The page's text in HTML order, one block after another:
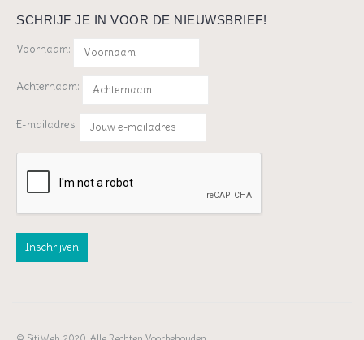
SCHRIJF JE IN VOOR DE NIEUWSBRIEF!
Voornaam:
Achternaam:
E-mailadres: